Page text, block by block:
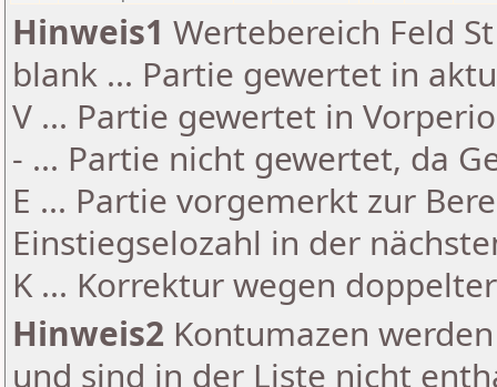
Hinweis1 Wertebereich Feld
blank ... Partie gewertet in
V ... Partie gewertet in
- ... Partie nicht gewertet, da
E ... Partie vorgemerkt zur
Einstiegselozahl in der
K ... Korrektur wegen
Hinweis2 Kontumazen
und sind in der Liste nicht